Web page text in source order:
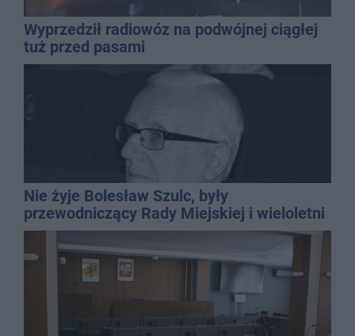
Wyprzedził radiowóz na podwójnej ciągłej
tuż przed pasami
Nie żyje Bolesław Szulc, były
przewodniczący Rady Miejskiej i wieloletni
dyrektor SP 14